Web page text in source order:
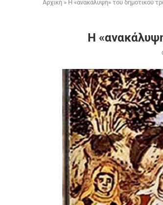
Αρχική » Η «ανακάλυψη» του δημοτικού
Η